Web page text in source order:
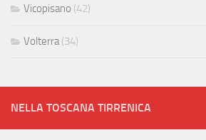
Vicopisano (42)
Volterra (34)
NELLA TOSCANA TIRRENICA